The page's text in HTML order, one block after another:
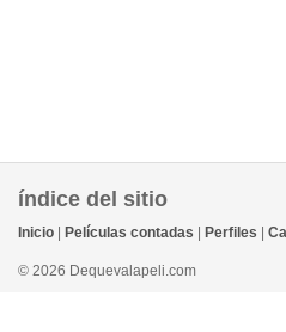
índice del sitio
Inicio Películas contadas Perfiles
© 2026 Dequevalapeli.com